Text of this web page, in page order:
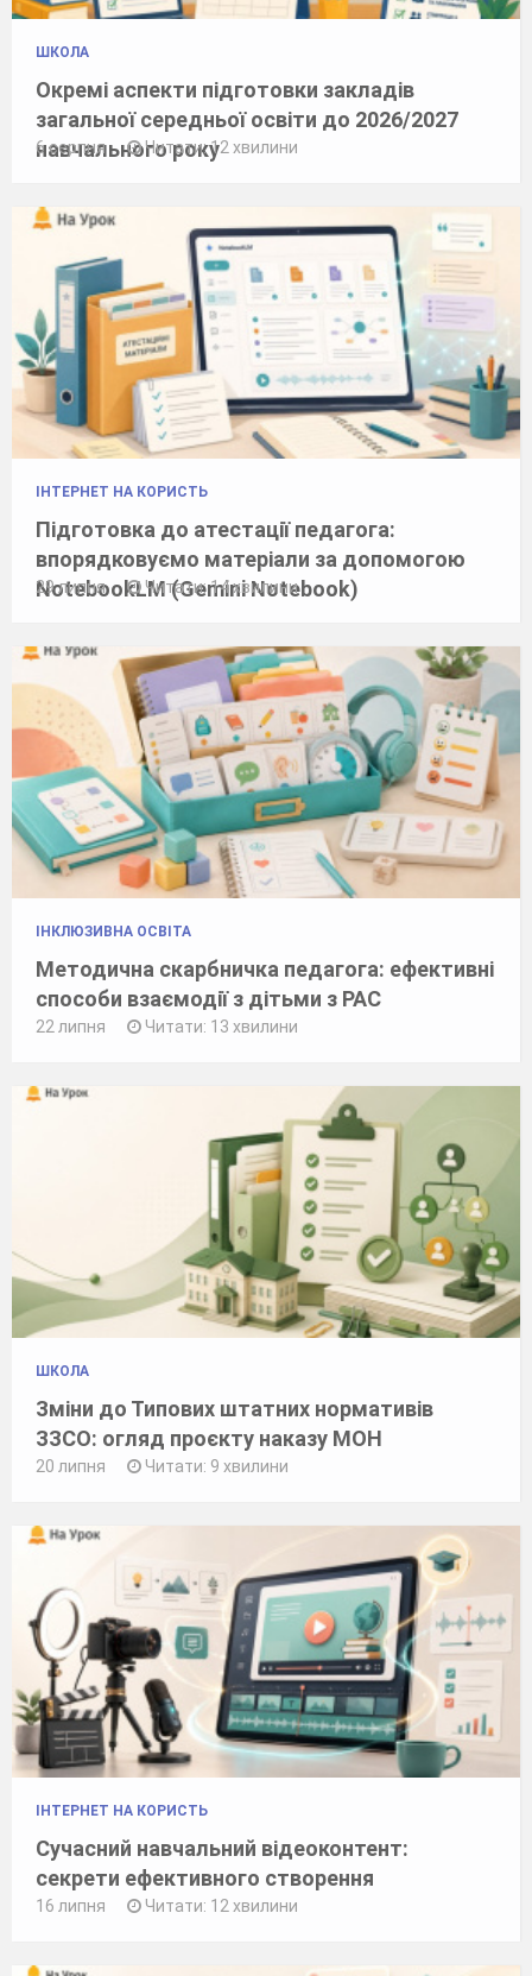
ШКОЛА
Окремі аспекти підготовки закладів
загальної середньої освіти до 2026/2027
навчального року
6 серпня Читати: 12 хвилини
ІНТЕРНЕТ НА КОРИСТЬ
Підготовка до атестації педагога:
впорядковуємо матеріали за допомогою
NotebookLM (Gemini Notebook)
29 липня Читати: 14 хвилини
ІНКЛЮЗИВНА ОСВІТА
Методична скарбничка педагога: ефективні
способи взаємодії з дітьми з РАС
22 липня Читати: 13 хвилини
ШКОЛА
Зміни до Типових штатних нормативів
ЗЗСО: огляд проєкту наказу МОН
20 липня Читати: 9 хвилини
ІНТЕРНЕТ НА КОРИСТЬ
Сучасний навчальний відеоконтент:
секрети ефективного створення
16 липня Читати: 12 хвилини